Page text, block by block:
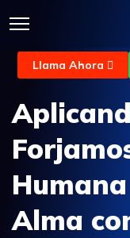
Llama Ahora
Alma